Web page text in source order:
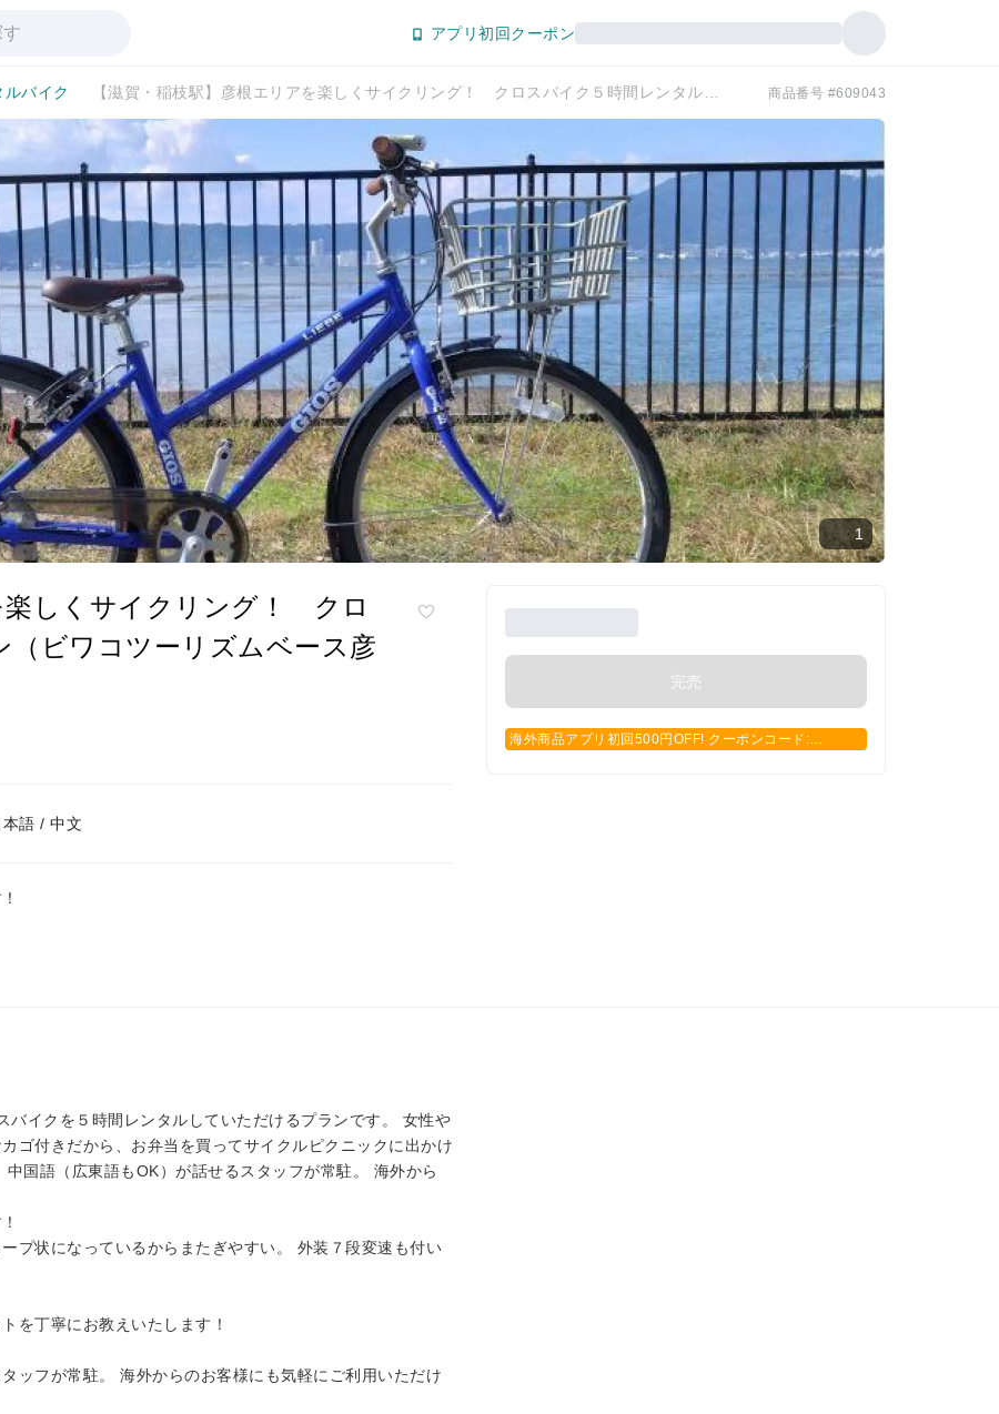
アプリ初回クーポン
ルバイク 商品番号 #609043
1
楽しくサイクリング！ クロ
ビワコツーリズムベース彦
語 / 中文
完売
海外商品アプリ初回500円OFF! クーポンコード:
イクを５時間レンタルしていただけるプランです。 女性や
ゴ付きだから、お弁当を買ってサイクルピクニックに出かけ
国語（広東語もOK）が話せるスタッフが常駐。 海外から
プ状になっているからまたぎやすい。 外装７段変速も付い
を丁寧にお教えいたします！
ッフが常駐。 海外からのお客様にも気軽にご利用いただけ